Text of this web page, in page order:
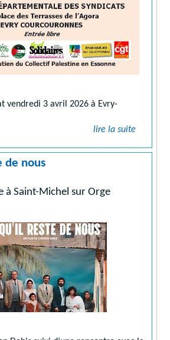
vendredi 3 avril 2026 à Evry-
lire la suite
de nous
à Saint-Michel sur Orge